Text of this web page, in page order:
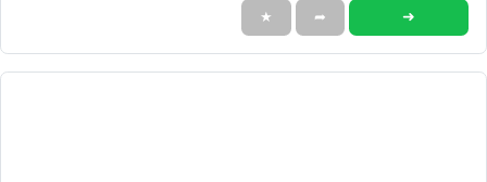
★ ➦ ➜